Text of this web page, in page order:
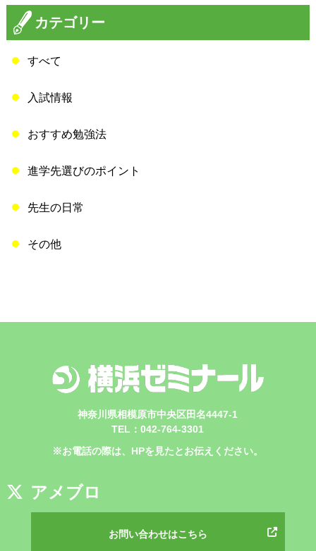
カテゴリー
すべて
入試情報
おすすめ勉強法
進学先選びのポイント
先生の日常
その他
神奈川県相模原市中央区田名4447-1
TEL：042-764-3301
※お電話の際は、HPを見たとお伝えください。
アメブロ
お問い合わせはこちら